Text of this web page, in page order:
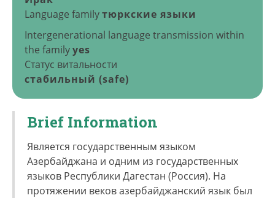
Language familyтюркские языки
Intergenerational language transmission within
the familyyes
Статус витальности
стабильный (safe)
Brief Information
Является государственным языком
Азербайджана и одним из государственных
языков Республики Дагестан (Россия). На
протяжении веков азербайджанский язык был